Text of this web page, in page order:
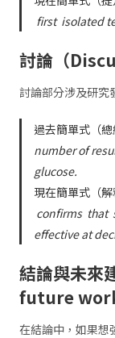
first isolated
討論（
討論部分涉及研究
過去簡單式（總
number of
glucose.
現在簡單式（解
confirms that
effective at
結論與未來
future work
在結論中，如果想